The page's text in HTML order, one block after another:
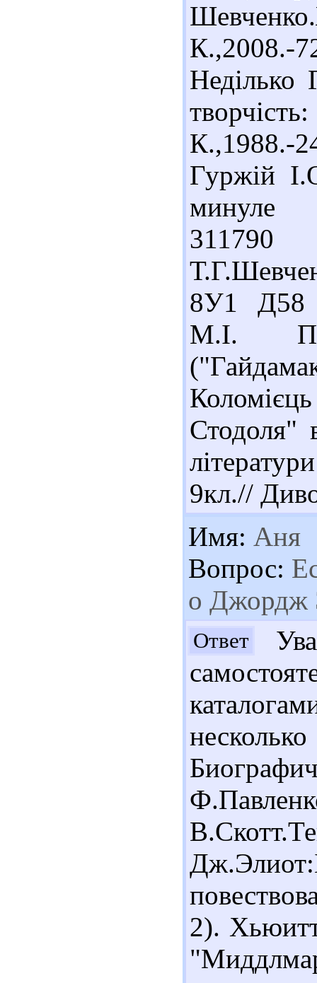
К.,2008.-
Гуржій
минуле
8У1 Д58
М.І.
Стодоля"
9кл.//
Имя: Аня
Вопрос:
о Джордж
Ответ
2).